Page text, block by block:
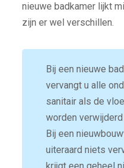
nieuwe badkamer lijkt
zijn er wel verschillen.
Bij een nieuwe
vervangt u alle
sanitair als de
worden
Bij een
uiteraard niets